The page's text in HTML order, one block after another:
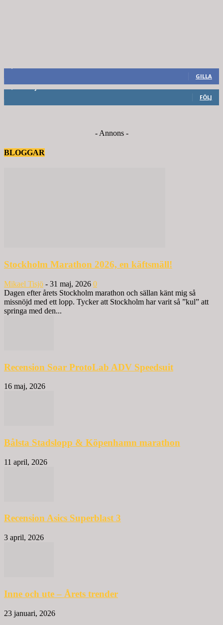
GILLA
FÖLJ
- Annons -
BLOGGAR
Stockholm Marathon 2026, en käftsmäll!
Mikael Tisjö - 31 maj, 2026 0
Dagen efter årets Stockholm marathon och sällan känt mig så
missnöjd med ett lopp. Tycker att Stockholm har varit så ”kul” att
springa med den...
Recension Soar ProtoLab ADV Speedsuit
16 maj, 2026
Bålsta Stadslopp & Köpenhamn marathon
11 april, 2026
Recension Asics Superblast 3
3 april, 2026
Inne och ute – Årets trender
23 januari, 2026